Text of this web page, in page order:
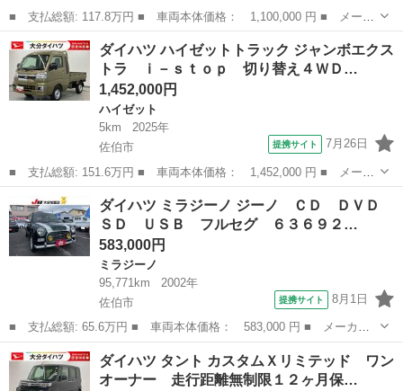
■ 支払総額: 117.8万円 ■ 車両本体価格： 1,100,000 円 ■ メーカ
ー名： ダイハツ ■ 車種名： ブーン ■ グレード名： スタイ
ル ホワイトリミテッド ＳＡＩＩＩ 走行距離無制限１２ヶ月保証
付き 禁煙...
大分 佐伯市 ブーン
ダイハツ ハイゼットトラック ジャンボエクス
トラ ｉ－ｓｔｏｐ 切り替え４ＷＤ…
1,452,000円
ハイゼット
5km
2025年
佐伯市
提携サイト 7月26日
■ 支払総額: 151.6万円 ■ 車両本体価格： 1,452,000 円 ■ メーカ
ー名： ダイハツ ■ 車種名： ハイゼットトラック ■ グレード
名： ジャンボエクストラ ｉ－ｓｔｏｐ 切り替え４ＷＤ 車線逸
脱 ワンオ...
大分 佐伯市 ハイゼット
ダイハツ ミラジーノ ジーノ ＣＤ ＤＶＤ
ＳＤ ＵＳＢ フルセグ ６３６９２…
583,000円
ミラジーノ
95,771km
2002年
佐伯市
提携サイト 8月1日
■ 支払総額: 65.6万円 ■ 車両本体価格： 583,000 円 ■ メーカー
名： ダイハツ ■ 車種名： ミラジーノ ■ グレード名： ジー
ノ ＣＤ ＤＶＤ ＳＤ ＵＳＢ フルセグ ６３６９２ｋｍ時タイ
ミングベルト交...
大分 佐伯市 ミラジーノ
ダイハツ タント カスタムＸリミテッド ワン
オーナー 走行距離無制限１２ヶ月保…